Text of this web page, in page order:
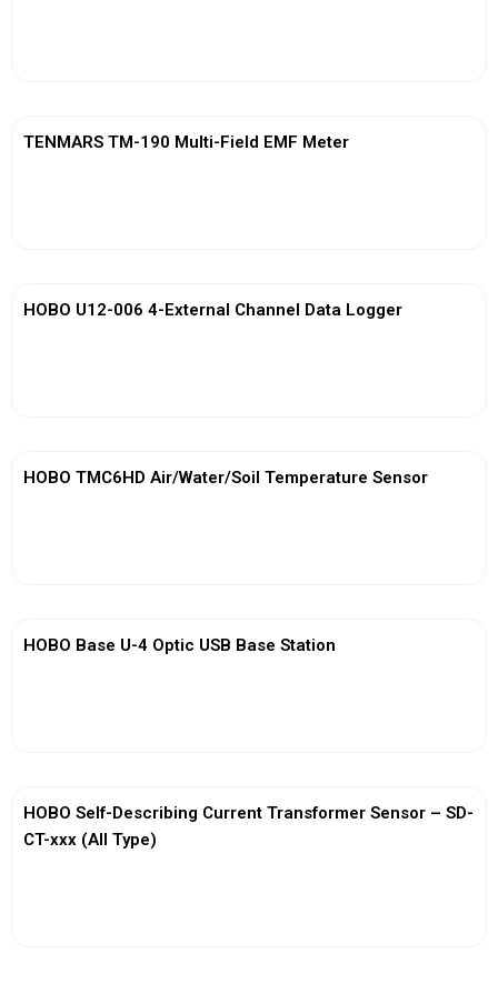
TENMARS TM-190 Multi-Field EMF Meter
HOBO U12-006 4-External Channel Data Logger
HOBO TMC6HD Air/Water/Soil Temperature Sensor
HOBO Base U-4 Optic USB Base Station
HOBO Self-Describing Current Transformer Sensor – SD-
CT-xxx (All Type)